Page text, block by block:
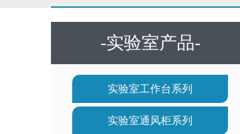
-实验室产品-
实验室工作台系列
实验室通风柜系列